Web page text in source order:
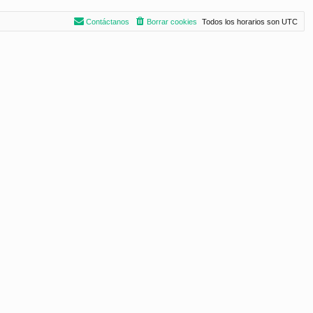
Todos los horarios son UTC
Borrar cookies
Contáctanos